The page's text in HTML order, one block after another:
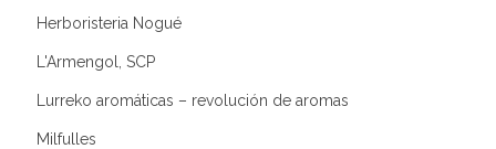
Herboristeria Nogué
L'Armengol, SCP
Lurreko aromáticas – revolución de aromas
Milfulles